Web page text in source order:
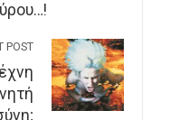
POST